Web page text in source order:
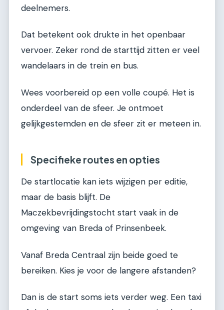
deelnemers.
Dat betekent ook drukte in het openbaar
vervoer. Zeker rond de starttijd zitten er veel
wandelaars in de trein en bus.
Wees voorbereid op een volle coupé. Het is
onderdeel van de sfeer. Je ontmoet
gelijkgestemden en de sfeer zit er meteen in.
Specifieke routes en opties
De startlocatie kan iets wijzigen per editie,
maar de basis blijft. De
Maczekbevrijdingstocht start vaak in de
omgeving van Breda of Prinsenbeek.
Vanaf Breda Centraal zijn beide goed te
bereiken. Kies je voor de langere afstanden?
Dan is de start soms iets verder weg. Een taxi